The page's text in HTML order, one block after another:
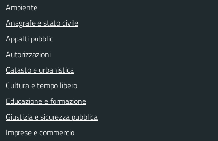
Ambiente
Anagrafe e stato civile
Appalti pubblici
Autorizzazioni
Catasto e urbanistica
Cultura e tempo libero
Educazione e formazione
Giustizia e sicurezza pubblica
Imprese e commercio